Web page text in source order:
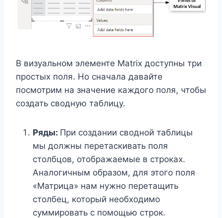
В визуальном элементе Matrix доступны три
простых поля. Но сначала давайте
посмотрим на значение каждого поля, чтобы
создать сводную таблицу.
Ряды: При создании сводной таблицы
мы должны перетаскивать поля
столбцов, отображаемые в строках.
Аналогичным образом, для этого поля
«Матрица» нам нужно перетащить
столбец, который необходимо
суммировать с помощью строк.